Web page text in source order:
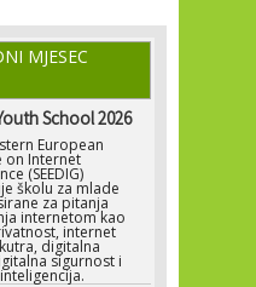
MJESEC
School 2026
European
on Internet
(SEEDIG)
školu za mlade
za pitanja
internetom kao
internet
digitalna
sigurnost i